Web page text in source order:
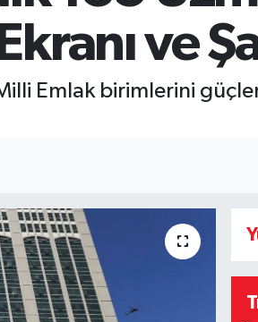
ve
Emlak birimlerini